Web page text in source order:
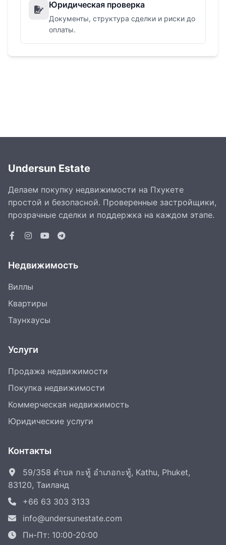
Юридическая проверка
Документы, структура сделки и риски до
оплаты.
Undersun Estate
Делаем покупку недвижимости на Пхукете
простой и безопасной. Проверенные застройщики,
прозрачные сделки и поддержка на каждом этапе.
Недвижимость
Виллы
Квартиры
Таунхаусы
Услуги
Продажа недвижимости
Покупка недвижимости
Коммерческая недвижимость
Юридические услуги
Контакты
59/358 ตำบล กะทู้ อำเภอกะทู้, Kathu, Phuket,
83120, Таиланд
+66 63 303 3133
info@undersunestate.com
Пн-Пт: 10:00-20:00